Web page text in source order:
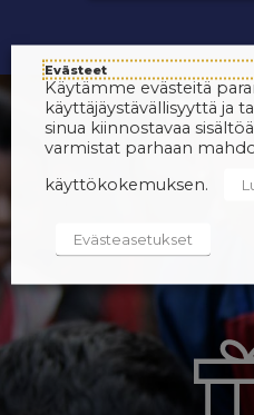
Evästeet
Käytämme evästeitä
käyttäjäystävällisyyttä ja
sinua kiinnostavaa
varmistat parhaan
käyttökokemuksen.
Evästeasetukset